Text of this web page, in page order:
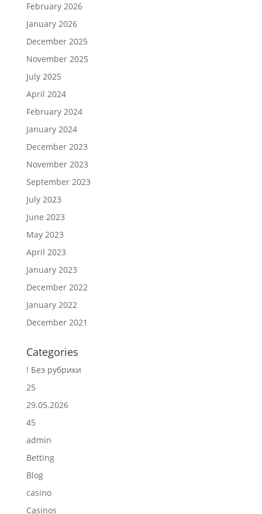
February 2026
January 2026
December 2025
November 2025
July 2025
April 2024
February 2024
January 2024
December 2023
November 2023
September 2023
July 2023
June 2023
May 2023
April 2023
January 2023
December 2022
January 2022
December 2021
Categories
! Без рубрики
25
29.05.2026
45
admin
Betting
Blog
casino
Casinos